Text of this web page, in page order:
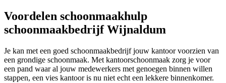
Voordelen schoonmaakhulp
schoonmaakbedrijf Wijnaldum
Je kan met een goed schoonmaakbedrijf jouw kantoor voorzien van
een grondige schoonmaak. Met kantoorschoonmaak zorg je voor
een pand waar al jouw medewerkers met genoegen binnen willen
stappen, een vies kantoor is nu niet echt een lekkere binnenkomer.